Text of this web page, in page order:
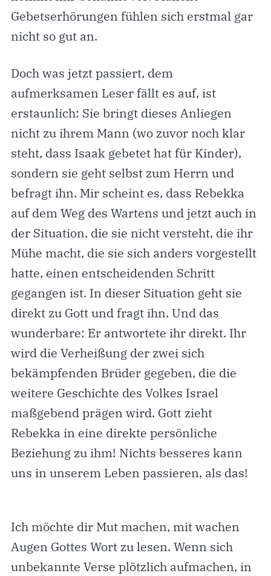
Gebetserhörungen fühlen sich erstmal gar
nicht so gut an.
Doch was jetzt passiert, dem
aufmerksamen Leser fällt es auf, ist
erstaunlich: Sie bringt dieses Anliegen
nicht zu ihrem Mann (wo zuvor noch klar
steht, dass Isaak gebetet hat für Kinder),
sondern sie geht selbst zum Herrn und
befragt ihn. Mir scheint es, dass Rebekka
auf dem Weg des Wartens und jetzt auch in
der Situation, die sie nicht versteht, die ihr
Mühe macht, die sie sich anders vorgestellt
hatte, einen entscheidenden Schritt
gegangen ist. In dieser Situation geht sie
direkt zu Gott und fragt ihn. Und das
wunderbare: Er antwortete ihr direkt. Ihr
wird die Verheißung der zwei sich
bekämpfenden Brüder gegeben, die die
weitere Geschichte des Volkes Israel
maßgebend prägen wird. Gott zieht
Rebekka in eine direkte persönliche
Beziehung zu ihm! Nichts besseres kann
uns in unserem Leben passieren, als das!
Ich möchte dir Mut machen, mit wachen
Augen Gottes Wort zu lesen. Wenn sich
unbekannte Verse plötzlich aufmachen, in